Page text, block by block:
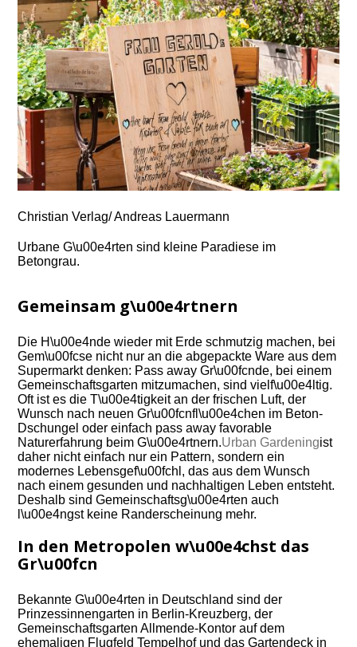
Christian Verlag/ Andreas Lauermann
Urbane G\u00e4rten sind kleine Paradiese im
Betongrau.
Gemeinsam g\u00e4rtnern
Die H\u00e4nde wieder mit Erde schmutzig machen, bei
Gem\u00fcse nicht nur an die abgepackte Ware aus dem
Supermarkt denken: Pass away Gr\u00fcnde, bei einem
Gemeinschaftsgarten mitzumachen, sind vielf\u00e4ltig.
Oft ist es die T\u00e4tigkeit an der frischen Luft, der
Wunsch nach neuen Gr\u00fcnfl\u00e4chen im Beton-
Dschungel oder einfach pass away favorable
Naturerfahrung beim G\u00e4rtnern.Urban Gardeningist
daher nicht einfach nur ein Pattern, sondern ein
modernes Lebensgef\u00fchl, das aus dem Wunsch
nach einem gesunden und nachhaltigen Leben entsteht.
Deshalb sind Gemeinschaftsg\u00e4rten auch
l\u00e4ngst keine Randerscheinung mehr.
In den Metropolen w\u00e4chst das
Gr\u00fcn
Bekannte G\u00e4rten in Deutschland sind der
Prinzessinnengarten in Berlin-Kreuzberg, der
Gemeinschaftsgarten Allmende-Kontor auf dem
ehemaligen Flugfeld Tempelhof und das Gartendeck in